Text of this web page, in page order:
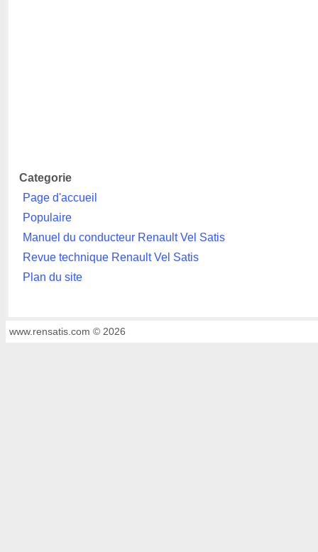
Categorie
Page d'accueil
Populaire
Manuel du conducteur Renault Vel Satis
Revue technique Renault Vel Satis
Plan du site
www.rensatis.com © 2026